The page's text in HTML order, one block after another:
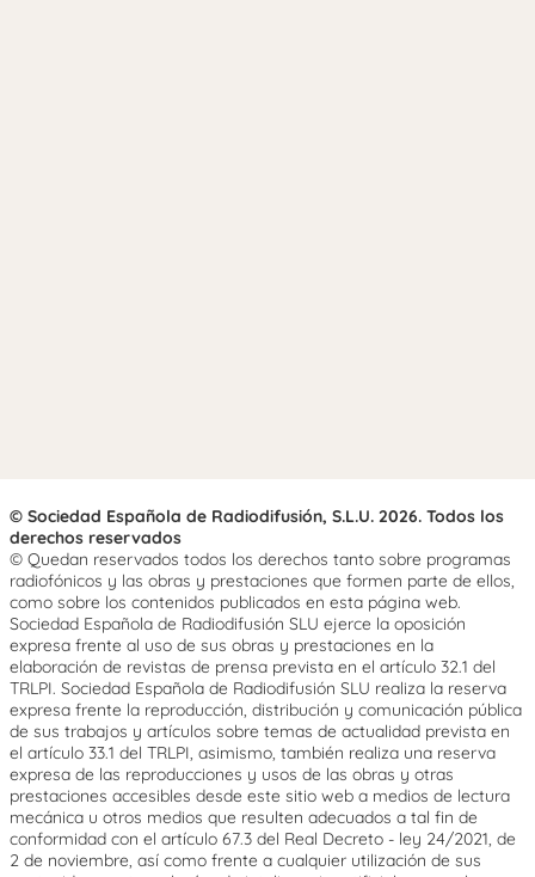
© Sociedad Española de Radiodifusión, S.L.U. 2026. Todos los
derechos reservados
© Quedan reservados todos los derechos tanto sobre programas
radiofónicos y las obras y prestaciones que formen parte de ellos,
como sobre los contenidos publicados en esta página web.
Sociedad Española de Radiodifusión SLU ejerce la oposición
expresa frente al uso de sus obras y prestaciones en la
elaboración de revistas de prensa prevista en el artículo 32.1 del
TRLPI. Sociedad Española de Radiodifusión SLU realiza la reserva
expresa frente la reproducción, distribución y comunicación pública
de sus trabajos y artículos sobre temas de actualidad prevista en
el artículo 33.1 del TRLPI, asimismo, también realiza una reserva
expresa de las reproducciones y usos de las obras y otras
prestaciones accesibles desde este sitio web a medios de lectura
mecánica u otros medios que resulten adecuados a tal fin de
conformidad con el artículo 67.3 del Real Decreto - ley 24/2021, de
2 de noviembre, así como frente a cualquier utilización de sus